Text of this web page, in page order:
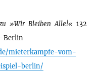
»Wir Bleiben Alle!« 132
Berlin
mieterkampfe-vom-
berlin/